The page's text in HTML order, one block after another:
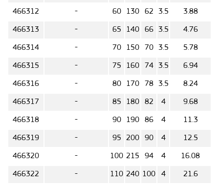
466312 - 60 130 62 3.5 3.88
466313 - 65 140 66 3.5 4.76
466314 - 70 150 70 3.5 5.78
466315 - 75 160 74 3.5 6.94
466316 - 80 170 78 3.5 8.24
466317 - 85 180 82 4 9.68
466318 - 90 190 86 4 11.3
466319 - 95 200 90 4 12.5
466320 - 100 215 94 4 16.08
466322 - 110 240 100 4 21.6